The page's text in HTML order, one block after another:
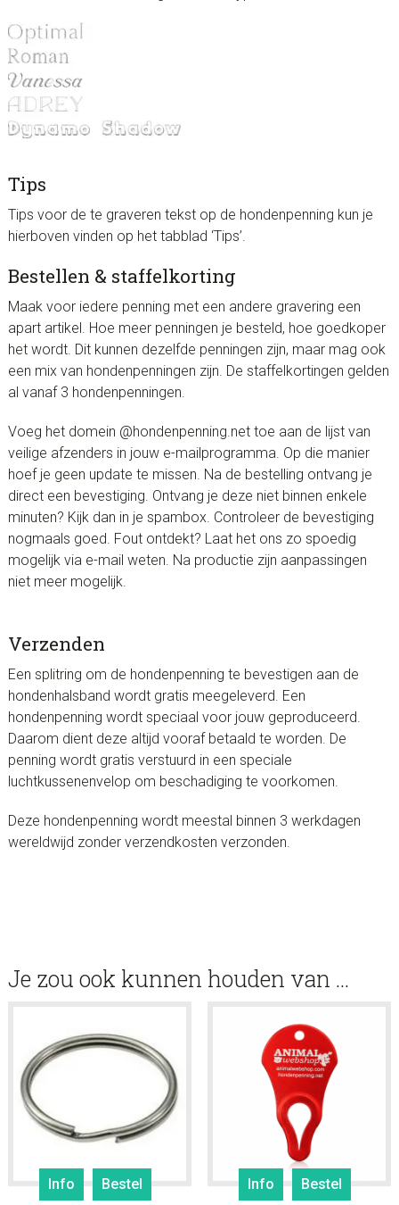
Tips
Tips voor de te graveren tekst op de hondenpenning kun je
hierboven vinden op het tabblad ‘Tips’.
Bestellen & staffelkorting
Maak voor iedere penning met een andere gravering een
apart artikel. Hoe meer penningen je besteld, hoe goedkoper
het wordt. Dit kunnen dezelfde penningen zijn, maar mag ook
een mix van hondenpenningen zijn. De staffelkortingen gelden
al vanaf 3 hondenpenningen.
Voeg het domein @hondenpenning.net toe aan de lijst van
veilige afzenders in jouw e-mailprogramma. Op die manier
hoef je geen update te missen. Na de bestelling ontvang je
direct een bevestiging. Ontvang je deze niet binnen enkele
minuten? Kijk dan in je spambox. Controleer de bevestiging
nogmaals goed. Fout ontdekt? Laat het ons zo spoedig
mogelijk via e-mail weten. Na productie zijn aanpassingen
niet meer mogelijk.
Verzenden
Een splitring om de hondenpenning te bevestigen aan de
hondenhalsband wordt gratis meegeleverd. Een
hondenpenning wordt speciaal voor jouw geproduceerd.
Daarom dient deze altijd vooraf betaald te worden. De
penning wordt gratis verstuurd in een speciale
luchtkussenenvelop om beschadiging te voorkomen.
Deze hondenpenning wordt meestal binnen 3 werkdagen
wereldwijd zonder verzendkosten verzonden.
Je zou ook kunnen houden van …
Info Bestel Info Bestel